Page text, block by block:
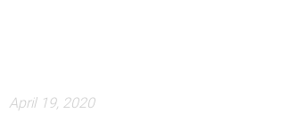
April 19, 2020